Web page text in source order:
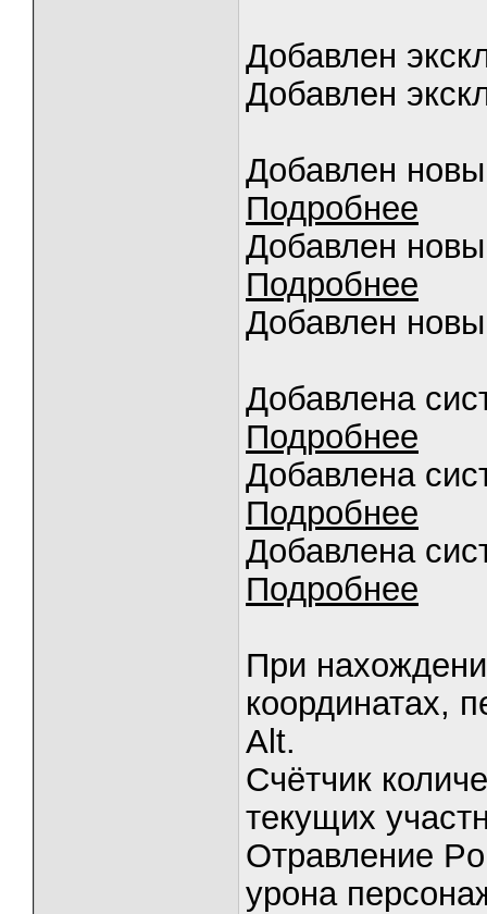
Добавлен
Добавлен
Добавлен
Подробнее
Добавлен
Подробнее
Добавлен
Добавлена
Подробнее
Добавлена
Подробнее
Добавлена
Подробнее
При
координатах,
Alt.
Счётчик
текущих
Отравление
урона